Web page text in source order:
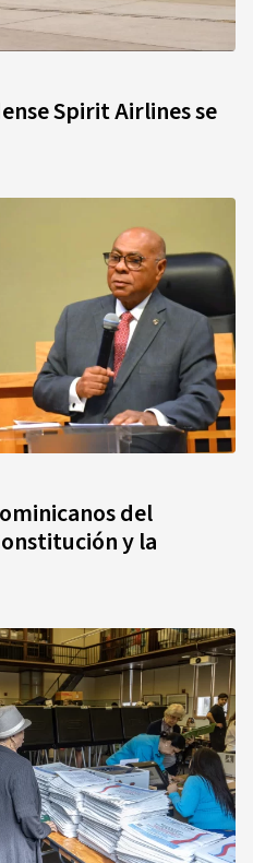
Spirit Airlines se
del
y la